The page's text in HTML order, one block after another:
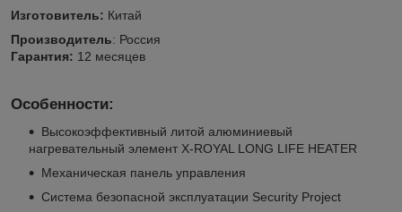
Изготовитель: Китай
Производитель: Россия
Гарантия: 12 месяцев
Особенности:
Высокоэффективный литой алюминиевый
нагревательный элемент X-ROYAL LONG LIFE HEATER
Механическая панель управления
Система безопасной эксплуатации Security Project